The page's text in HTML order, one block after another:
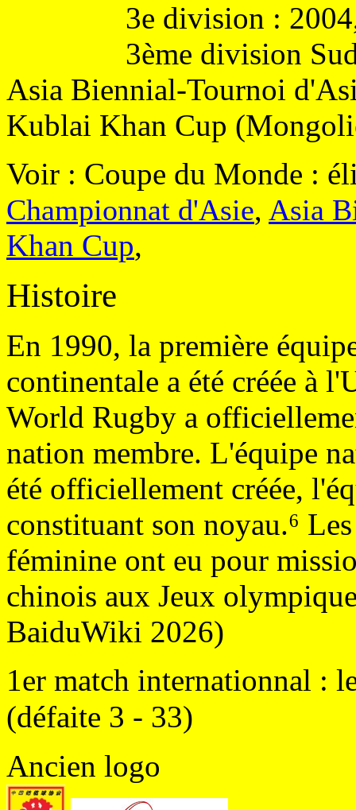
3e division : 2004,
3ème division Sud
Asia Biennial-Tournoi
Kublai Khan Cup
Voir : Coupe du Monde :
Championnat d'Asie, Asia
Khan Cup,
Histoire
En 1990, la première
continentale a été créée à
World Rugby a
nation membre. L'équipe
été officiellement créée,
constituant son noyau.⁶
féminine ont eu pour
chinois aux Jeux
BaiduWiki 2026)
1er match internationnal :
(défaite 3 - 33)
Ancien logo